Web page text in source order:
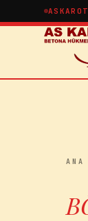
İçeriğe atla
ANA